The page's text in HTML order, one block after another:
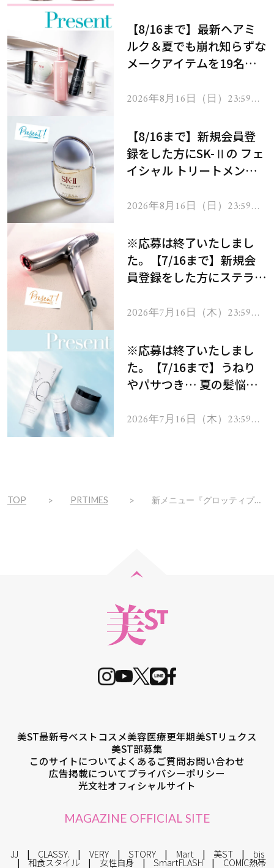
【8/16まで】最新ヘアミ
ルク＆夏でも崩れ知らずな
メークアイテムを19名様
2026年8月16日（日）23:59ま
【8/16まで】新規会員登
録をした方にSK-Ⅱの フェ
イシャル トリートメント
2026年8月16日（日）23:59ま
※応募は終了いたしまし
た。【7/16まで】新規会
員登録をした方にステラボ
ヘアドライヤー ジュエル
2026年7月16日（木）23:59ま
※応募は終了いたしまし
た。【7/16まで】うねり
やパサつき… 夏の髪悩み
ムを13名様にプレゼン
2026年7月16日（木）23:59ま
TOP PRTIMES 新メニュー『グロッティプロ』デビュー
美ST最新号ベストコスメ美容医療更年期美STリュクス
美ST部募集
このサイトについてよくあるご質問お問い合わせ
広告掲載についてプライバシーポリシー
光文社オフィシャルサイト
MAGAZINE OFFICIAL SITE
JJ CLASSY. VERY STORY Mart 美ST bis
和食スタイル 女性自身 SmartFLASH COMIC熱帯